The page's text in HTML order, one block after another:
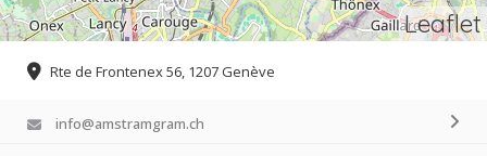
Leaflet
Rte de Frontenex 56, 1207 Genève
info@amstramgram.ch